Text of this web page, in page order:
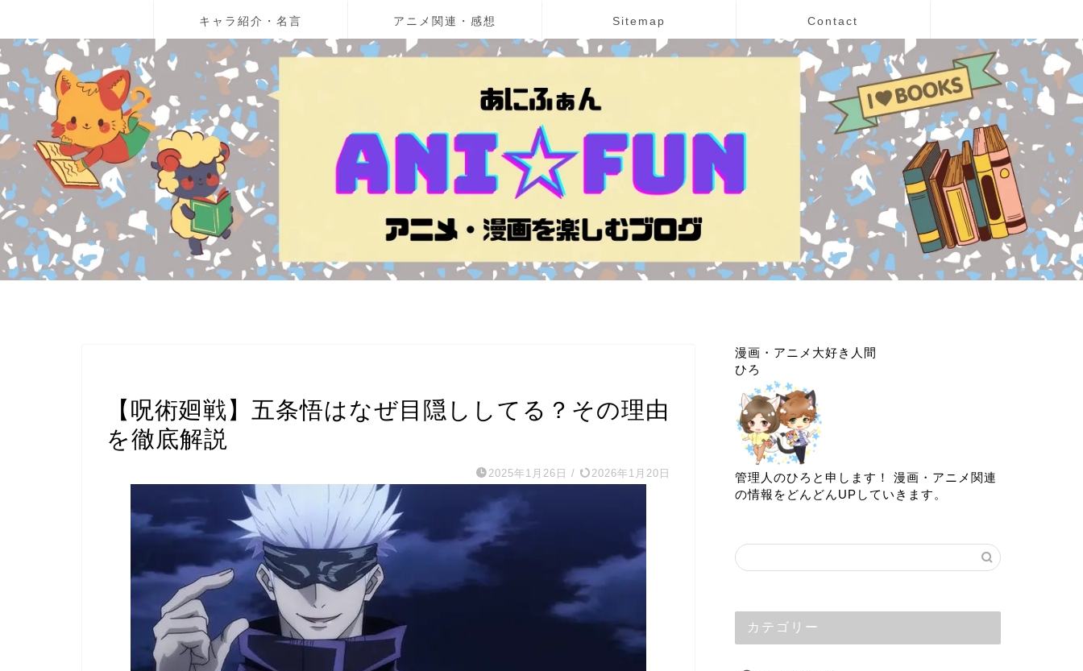
キャラ紹介・名言 アニメ関連・感想 Sitemap Contact
【呪術廻戦】五条悟はなぜ目隠ししてる？その理由
を徹底解説
2025年1月26日 / 2026年1月20日
漫画・アニメ大好き人間
ひろ
管理人のひろと申します！ 漫画・アニメ関連
の情報をどんどんUPしていきます。
カテゴリー